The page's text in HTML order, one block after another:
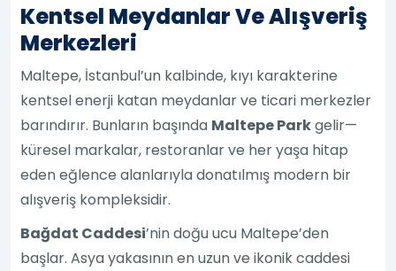
Kentsel Meydanlar Ve Alışveriş
Merkezleri
Maltepe, İstanbul’un kalbinde, kıyı karakterine
kentsel enerji katan meydanlar ve ticari merkezler
barındırır. Bunların başında Maltepe Parkgelir—
küresel markalar, restoranlar ve her yaşa hitap
eden eğlence alanlarıyla donatılmış modern bir
alışveriş kompleksidir.
Bağdat Caddesi’nin doğu ucu Maltepe’den
başlar. Asya yakasının en uzun ve ikonik caddesi